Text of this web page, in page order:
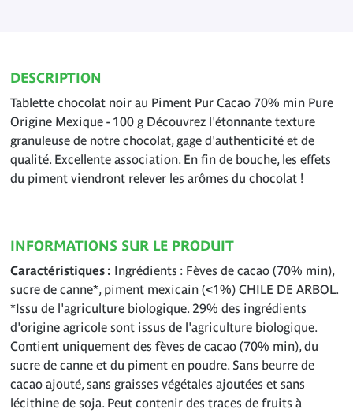
DESCRIPTION
Tablette chocolat noir au Piment Pur Cacao 70% min Pure
Origine Mexique - 100 g Découvrez l'étonnante texture
granuleuse de notre chocolat, gage d'authenticité et de
qualité. Excellente association. En fin de bouche, les effets
du piment viendront relever les arômes du chocolat !
INFORMATIONS SUR LE PRODUIT
Caractéristiques
Ingrédients : Fèves de cacao (70% min),
sucre de canne*, piment mexicain (<1%) CHILE DE ARBOL.
*Issu de l'agriculture biologique. 29% des ingrédients
d'origine agricole sont issus de l'agriculture biologique.
Contient uniquement des fèves de cacao (70% min), du
sucre de canne et du piment en poudre. Sans beurre de
cacao ajouté, sans graisses végétales ajoutées et sans
lécithine de soja. Peut contenir des traces de fruits à